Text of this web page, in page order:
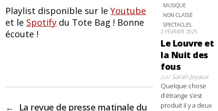
Playlist disponible sur leYoutube
et le Spotify du Tote Bag ! Bonne
écoute !
←
La revue de presse matinale du
MUSIQUE
NON CLASSÉ
SPECTACLES
2 FÉVRIER 2025
Le Louvre et
la Nuit des
fous
parSarah Joyaux
Quelque chose
d’étrange s’est
produit il y a deux